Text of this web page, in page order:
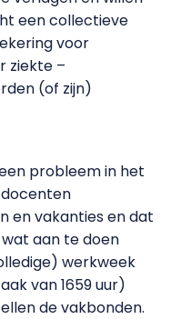
een collectieve
voor
ziekte –
(of zijn)
probleem in het
en vakanties en dat
aan te doen
werkweek
van 1659 uur)
de vakbonden.